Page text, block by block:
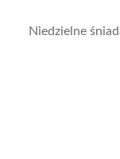
Niedzielne